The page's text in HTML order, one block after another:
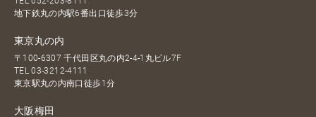
地下鉄丸の内駅6番出口徒歩3分
東京丸の内
〒100-6307 千代田区丸の内2-4-1丸ビル7F
TEL03-3212-4111
東京駅丸の内南口徒歩1分
大阪梅田